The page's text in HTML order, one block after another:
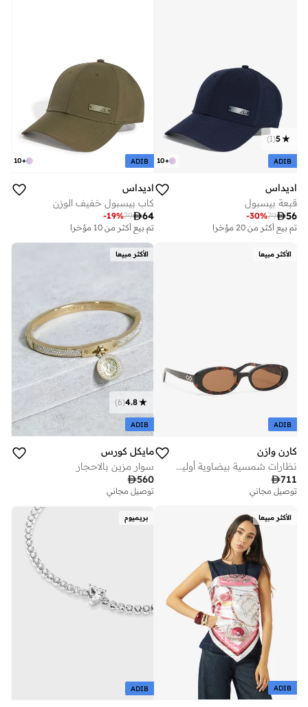
+
10
5
(
1
)
ADIB
اديداس
قبعة بيسبول
56
79
-30%
تم بيع أكثر من 20 مؤخرا
+
10 ADIB
اديداس
كاب بيسبول خفيف الوزن
64
79
-19%
تم بيع أكثر من 10 مؤخرا
الأكثر مبيعا
ADIB
كارن وازن
نظارات شمسية بيضاوية أوليفيا
711
توصيل مجاني
الأكثر مبيعا
4.8
(
6
)
ADIB
مايكل كورس
سوار مزين بالاحجار
560
توصيل مجاني
الأكثر مبيعا
ADIB
بريميوم
ADIB